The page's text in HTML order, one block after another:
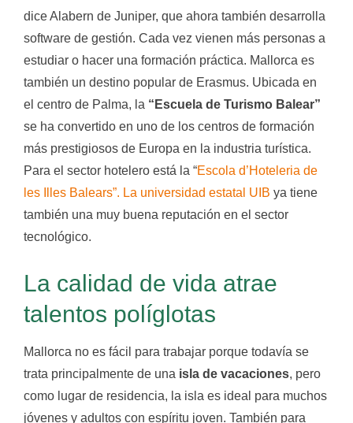
dice Alabern de Juniper, que ahora también desarrolla
software de gestión. Cada vez vienen más personas a
estudiar o hacer una formación práctica. Mallorca es
también un destino popular de Erasmus. Ubicada en
el centro de Palma, la “Escuela de Turismo Balear”
se ha convertido en uno de los centros de formación
más prestigiosos de Europa en la industria turística.
Para el sector hotelero está la “Escola d’Hoteleria de
les Illes Balears”. La universidad estatal UIB ya tiene
también una muy buena reputación en el sector
tecnológico.
La calidad de vida atrae
talentos políglotas
Mallorca no es fácil para trabajar porque todavía se
trata principalmente de una isla de vacaciones, pero
como lugar de residencia, la isla es ideal para muchos
jóvenes y adultos con espíritu joven. También para